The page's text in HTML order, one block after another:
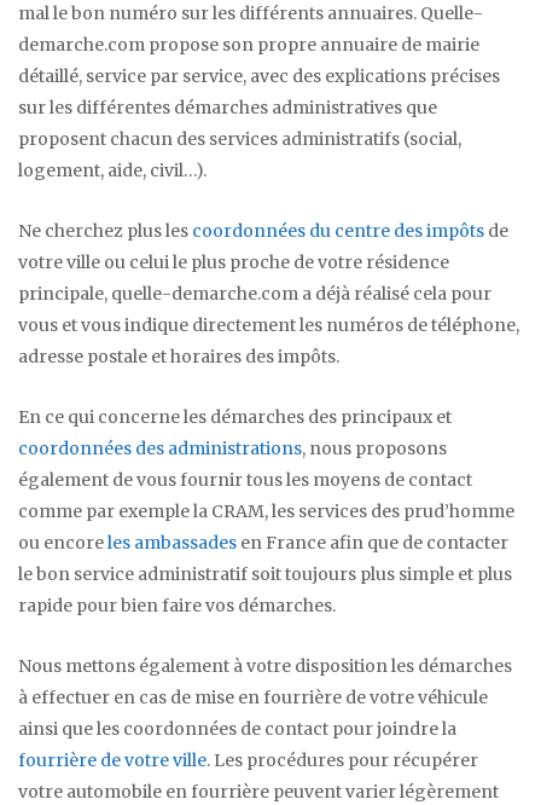
mal le bon numéro sur les différents annuaires. Quelle-
demarche.com propose son propre annuaire de mairie
détaillé, service par service, avec des explications précises
sur les différentes démarches administratives que
proposent chacun des services administratifs (social,
logement, aide, civil…).
Ne cherchez plus les coordonnées du centre des impôts de
votre ville ou celui le plus proche de votre résidence
principale, quelle-demarche.com a déjà réalisé cela pour
vous et vous indique directement les numéros de téléphone,
adresse postale et horaires des impôts.
En ce qui concerne les démarches des principaux et
coordonnées des administrations, nous proposons
également de vous fournir tous les moyens de contact
comme par exemple la CRAM, les services des prud’homme
ou encoreles ambassades en France afin que de contacter
le bon service administratif soit toujours plus simple et plus
rapide pour bien faire vos démarches.
Nous mettons également à votre disposition les démarches
à effectuer en cas de mise en fourrière de votre véhicule
ainsi que les coordonnées de contact pour joindre la
fourrière de votre ville. Les procédures pour récupérer
votre automobile en fourrière peuvent varier légèrement